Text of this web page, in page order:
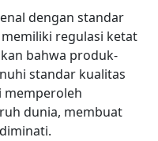
dengan standar
regulasi ketat
bahwa produk-
standar kualitas
memperoleh
dunia, membuat